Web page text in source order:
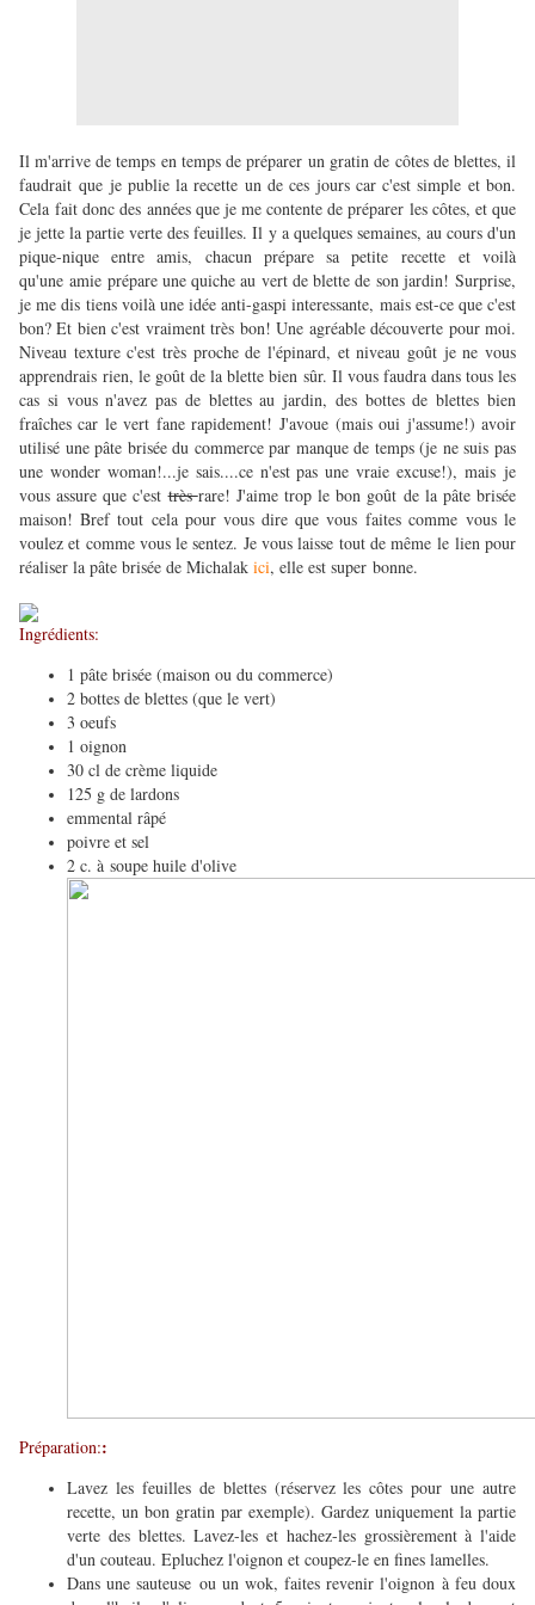
Il m'arrive de temps en temps de préparer un gratin de côtes de blettes, il
faudrait que je publie la recette un de ces jours car c'est simple et bon.
Cela fait donc des années que je me contente de préparer les côtes, et que
je jette la partie verte des feuilles. Il y a quelques semaines, au cours d'un
pique-nique entre amis, chacun prépare sa petite recette et voilà
qu'une amie prépare une quiche au vert de blette de son jardin! Surprise,
je me dis tiens voilà une idée anti-gaspi interessante, mais est-ce que c'est
bon? Et bien c'est vraiment très bon! Une agréable découverte pour moi.
Niveau texture c'est très proche de l'épinard, et niveau goût je ne vous
apprendrais rien, le goût de la blette bien sûr. Il vous faudra dans tous les
cas si vous n'avez pas de blettes au jardin, des bottes de blettes bien
fraîches car le vert fane rapidement! J'avoue (mais oui j'assume!) avoir
utilisé une pâte brisée du commerce par manque de temps (je ne suis pas
une wonder woman!...je sais....ce n'est pas une vraie excuse!), mais je
vous assure que c'esttrèsrare! J'aime trop le bon goût de la pâte brisée
maison! Bref tout cela pour vous dire que vous faites comme vous le
voulez et comme vous le sentez. Je vous laisse tout de même le lien pour
réaliser la pâte brisée de Michalak ici, elle est super bonne.
Ingrédients:
1 pâte brisée (maison ou du commerce)
2 bottes de blettes (que le vert)
3 oeufs
1 oignon
30 cl de crème liquide
125 g de lardons
emmental râpé
poivre et sel
2 c. à soupe huile d'olive
​Préparation::
Lavez les feuilles de blettes (réservez les côtes pour une autre
recette, un bon gratin par exemple). Gardez uniquement la partie
verte des blettes. Lavez-les et hachez-les grossièrement à l'aide
d'un couteau. Epluchez l'oignon et coupez-le en fines lamelles.
Dans une sauteuse ou un wok, faites revenir l'oignon à feu doux